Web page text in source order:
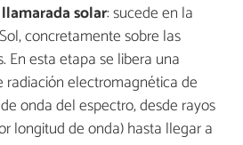
solar: sucede en la
concretamente sobre las
En esta etapa se libera una
radiación electromagnética de
onda del espectro, desde rayos
longitud de onda) hasta llegar a